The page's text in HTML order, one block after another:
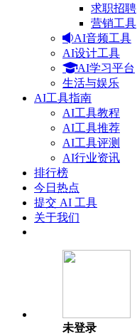
求职招聘
营销工具
AI音频工具
AI设计工具
AI学习平台
生活与娱乐
AI工具指南
AI工具教程
AI工具推荐
AI工具评测
AI行业资讯
排行榜
今日热点
提交 AI 工具
关于我们
未登录